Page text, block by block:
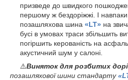
призведе до швидкого
першому ж бездоріжжі. І
позашляхова шина «LT» на
бусі в умовах траси збільшить
погіршить керованість на
акустичний шум у салоні.
⚠️Виняток для розбитих
позашляхової шини стандарту